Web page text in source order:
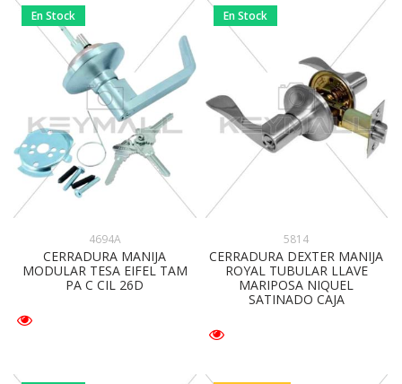
En Stock
4694A
CERRADURA MANIJA
MODULAR TESA EIFEL TAM
PA C CIL 26D
En Stock
5814
CERRADURA DEXTER MANIJA
ROYAL TUBULAR LLAVE
MARIPOSA NIQUEL
SATINADO CAJA